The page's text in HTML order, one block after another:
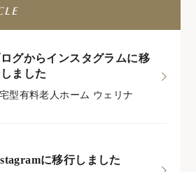
グからインスタグラムに移
ました
型有料老人ホーム ウェリナ
に移行しました